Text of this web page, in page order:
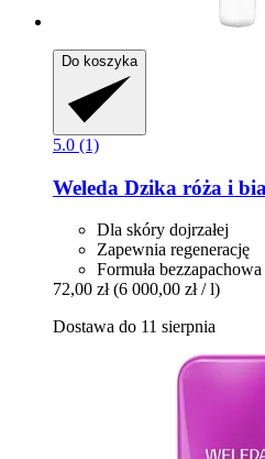
Do koszyka
5.0 (1)
Weleda Dzika róża i
Dla skóry dojrzałej
Zapewnia regenerację
Formuła bezzapachowa
72,00 zł (6 000,00 zł / l)
Dostawa do 11 sierpnia